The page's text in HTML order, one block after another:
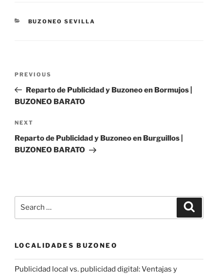
CATEGORIES
BUZONEO SEVILLA
Previous
Post
PREVIOUS
Reparto de Publicidad y Buzoneo en Bormujos |
BUZONEO BARATO
Next
Post
NEXT
Reparto de Publicidad y Buzoneo en Burguillos |
BUZONEO BARATO
LOCALIDADES BUZONEO
Publicidad local vs. publicidad digital: Ventajas y